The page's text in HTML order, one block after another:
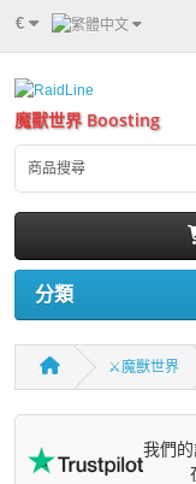
€
魔獸世界 Boosting
分類
⚔️魔獸世界
我們